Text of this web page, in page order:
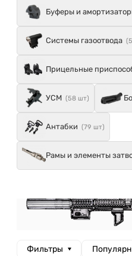
Буферы и
Системы газоотвода
Прицельные
УСМ (58 шт)
Антабки (79 шт)
Рамы и элементы
Фильтры